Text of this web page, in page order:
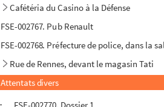
Cafétéria du Casino à la Défense
FSE-002767. Pub Renault
FSE-002768. Préfecture de police, dans la
Rue de Rennes, devant le magasin Tati
Attentats divers